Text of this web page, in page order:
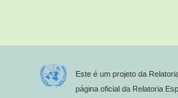
Este é um projeto da
página oficial da Relatoria